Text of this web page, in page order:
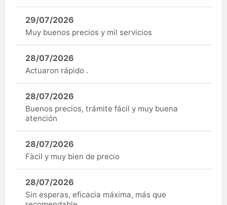
29/07/2026
Muy buenos precios y mil servicios
28/07/2026
Actuaron rápido .
28/07/2026
Buenos precios, trámite fácil y muy buena
atención
28/07/2026
Fàcil y muy bien de precio
28/07/2026
Sin esperas, eficacia máxima, más que